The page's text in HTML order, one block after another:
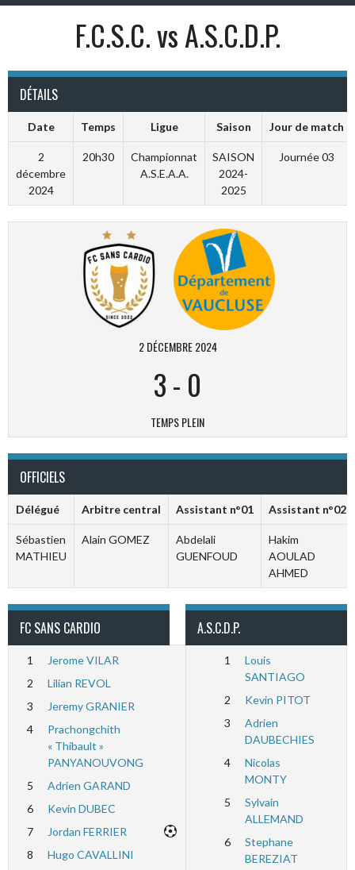
F.C.S.C. vs A.S.C.D.P.
DÉTAILS
Date Temps Ligue Saison Jour de match
2
décembre
2024
20h30
Championnat
A.S.E.A.A.
SAISON
2024-
2025
Journée 03
2 DÉCEMBRE 2024
3- 0
TEMPS PLEIN
OFFICIELS
Délégué Arbitre central Assistant n°01 Assistant n°02
Sébastien
MATHIEU
Alain GOMEZ
Abdelali
GUENFOUD
Hakim
AOULAD
AHMED
FC SANS CARDIO
1
Jerome VILAR
2
Lilian REVOL
3
Jeremy GRANIER
4
Prachongchith
« Thibault »
PANYANOUVONG
5
Adrien GARAND
6
Kevin DUBEC
7
Jordan FERRIER
8
Hugo CAVALLINI
A.S.C.D.P.
1
Louis
SANTIAGO
2
Kevin PITOT
3
Adrien
DAUBECHIES
4
Nicolas
MONTY
5
Sylvain
ALLEMAND
6
Stephane
BEREZIAT